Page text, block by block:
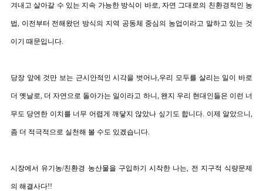
겨내고 살아갈 수 있는 지속 가능한 방식이 바로, 자연 그대로의 친환경적인 농
법, 이전부터 전해왔던 방식의 지역 공동체 중심의 농업이라고 말하고 있는 것
이기 때문입니다.
당장 앞에 것만 보는 근시안적인 시각을 벗어나,우리 모두를 살리는 일이 바로
더 옛날로, 더 자연으로 돌아가는 일이라고 하니 , 왠지 우리 현대인들은 이런 너
무도 당연한 이치를 너무 어렵게 깨닿지 않았나 싶기도 합니다. 이제 알았으니,
좀 더 적극적으로 실천해 볼 수도 있겠습니다.
시장에서 유기농/친환경 농산물을 구입하기 시작한 나는, 전 지구적 식량문제
의 해결사다!!